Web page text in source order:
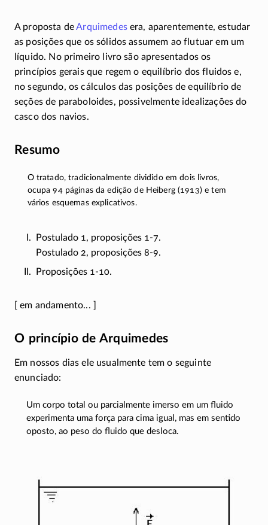
A proposta deArquimedesera, aparentemente, estudar
as posições que os sólidos assumem ao flutuar em um
líquido. No primeiro livro são apresentados os
princípios gerais que regem o equilíbrio dos fluidos e,
no segundo, os cálculos das posições de equilíbrio de
seções de paraboloides, possivelmente idealizações do
casco dos navios.
Resumo
O tratado, tradicionalmente dividido em dois livros,
ocupa 94 páginas da edição de Heiberg (1913) e tem
vários esquemas explicativos.
Postulado 1, proposições 1-7.
Postulado 2, proposições 8-9.
Proposições 1-10.
[ em andamento... ]
O princípio de Arquimedes
Em nossos dias ele usualmente tem o seguinte
enunciado:
Um corpo total ou parcialmente imerso em um fluido
experimenta uma força para cima igual, mas em sentido
oposto, ao peso do fluido que desloca.